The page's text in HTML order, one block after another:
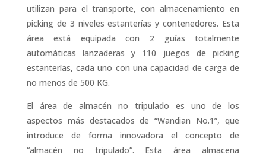
utilizan para el transporte, con almacenamiento en
picking de 3 nivelesestanterías y contenedores. Esta
área está equipada con 2 guías totalmente
automáticaslanzaderas
y 110 juegos de picking
estanterías, cada uno con una capacidad de carga de
no menos de 500 KG.
El área de almacén no tripulado es uno de los
aspectos más destacados de “Wandian No.1”, que
introduce de forma innovadora el concepto de
“almacén no tripulado”. Esta área almacena